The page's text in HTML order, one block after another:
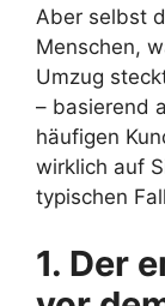
Aber selbst
Menschen,
Umzug
– basierend
häufigen
wirklich auf
typischen
1. Der